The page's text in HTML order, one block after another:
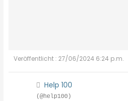
Veröffentlicht : 27/06/2024 6:24 p.m.
Help 100
(@help100)